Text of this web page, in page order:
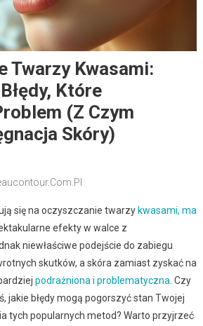
Twarzy Kwasami:
Które
(z Czym
Skóry)
się na oczyszczanie twarzy kwasami, ma
efekty w walce z
niewłaściwe podejście do zabiegu
skutków, a skóra zamiast zyskać na
podrażniona i problematyczna . Czy
jakie błędy mogą pogorszyć stan Twojej
tych popularnych metod? Warto przyjrzeć